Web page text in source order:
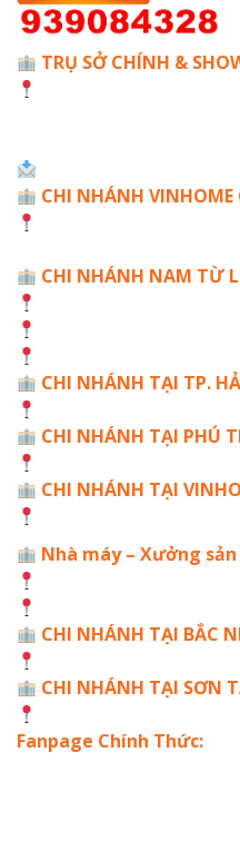
TRỤ SỞ CHÍNH &
CHI NHÁNH VINHOME
CHI NHÁNH NAM TỪ
CHI NHÁNH TẠI TP.
CHI NHÁNH TẠI PHÚ
CHI NHÁNH TẠI
Nhà máy – Xưởng
CHI NHÁNH TẠI BẮC
CHI NHÁNH TẠI SƠN
Fanpage Chính Thức: